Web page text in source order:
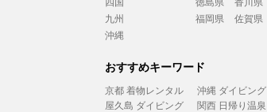
九州
福岡県 佐賀県
沖縄
おすすめキーワード
京都 着物レンタル 沖縄 ダイビング
屋久島 ダイビング
関西 日帰り温泉